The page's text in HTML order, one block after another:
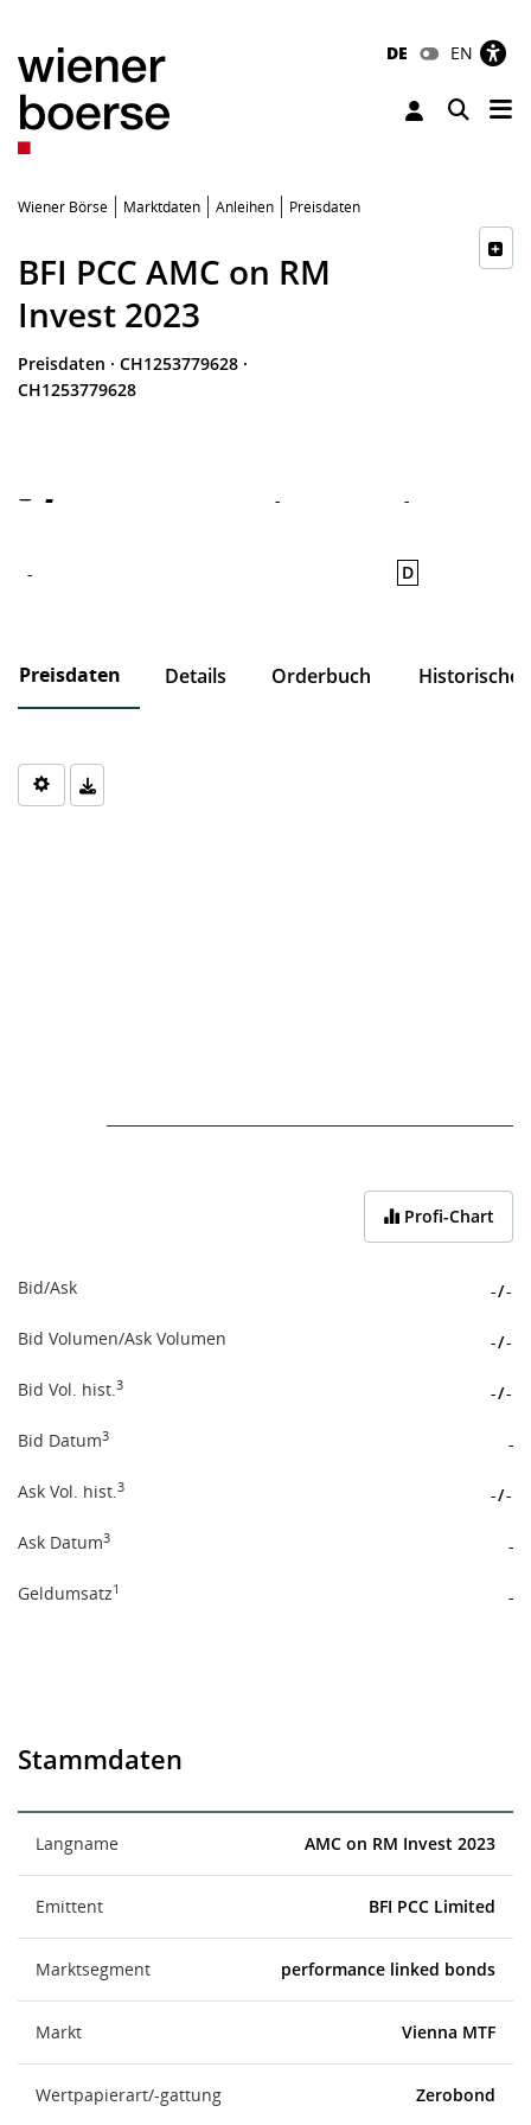
DE EN
Toggle
Wiener Börse Marktdaten Anleihen Preisdaten
BFI PCC AMC on RM
Invest 2023
Preisdaten · CH1253779628 ·
CH1253779628
- - -
- D
Preisdaten Details Orderbuch Historische
Chart
Profi-Chart
Bid/Ask -/-
Bid Volumen/Ask Volumen -/-
Bid Vol. hist.3 -/-
Bid Datum3 -
Ask Vol. hist.3 -/-
Ask Datum3 -
Geldumsatz1 -
Stammdaten
Langname AMC on RM Invest 2023
Emittent BFI PCC Limited
Marktsegment performance linked bonds
Markt Vienna MTF
Wertpapierart/-gattung Zerobond